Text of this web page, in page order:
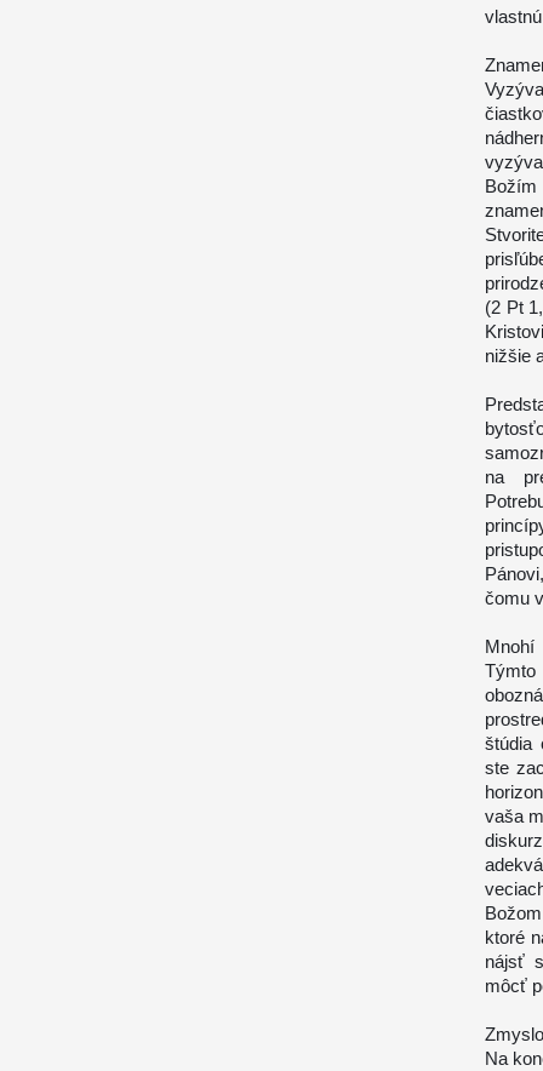
(2 Pt
nižšie
na
čomu
štúdia
ste
vaša
ktoré
nájsť
môcť
Na